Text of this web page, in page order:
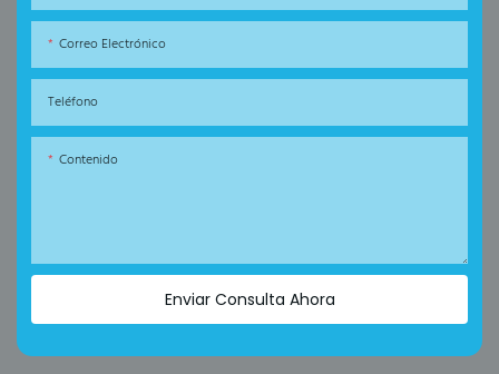
Correo Electrónico
Teléfono
Contenido
Enviar Consulta Ahora